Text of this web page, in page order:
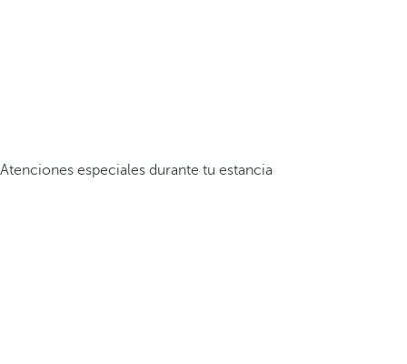
Atenciones especiales durante tu estancia